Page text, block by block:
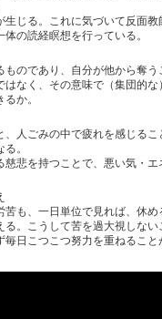
じる。これに気づいて反面教
の読経瞑想を行っている。
のであり、自分が他から奪う
なく、その意味で（集団的
か。
、人ごみの中で疲れを感じる
。
悲を持つことで、悪い気・エ
も、一日単位で見れば、休め
。こうして苦を過大視しない
日こつこつ努力を重ねること